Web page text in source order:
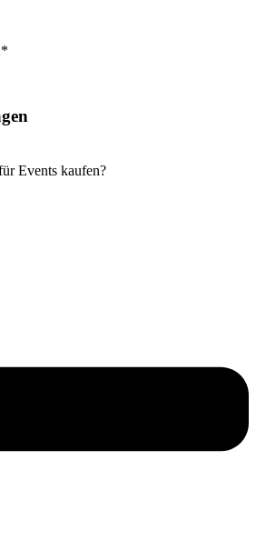
Events kaufen?